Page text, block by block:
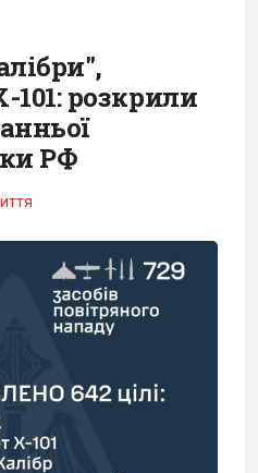
101: розкрили
РФ